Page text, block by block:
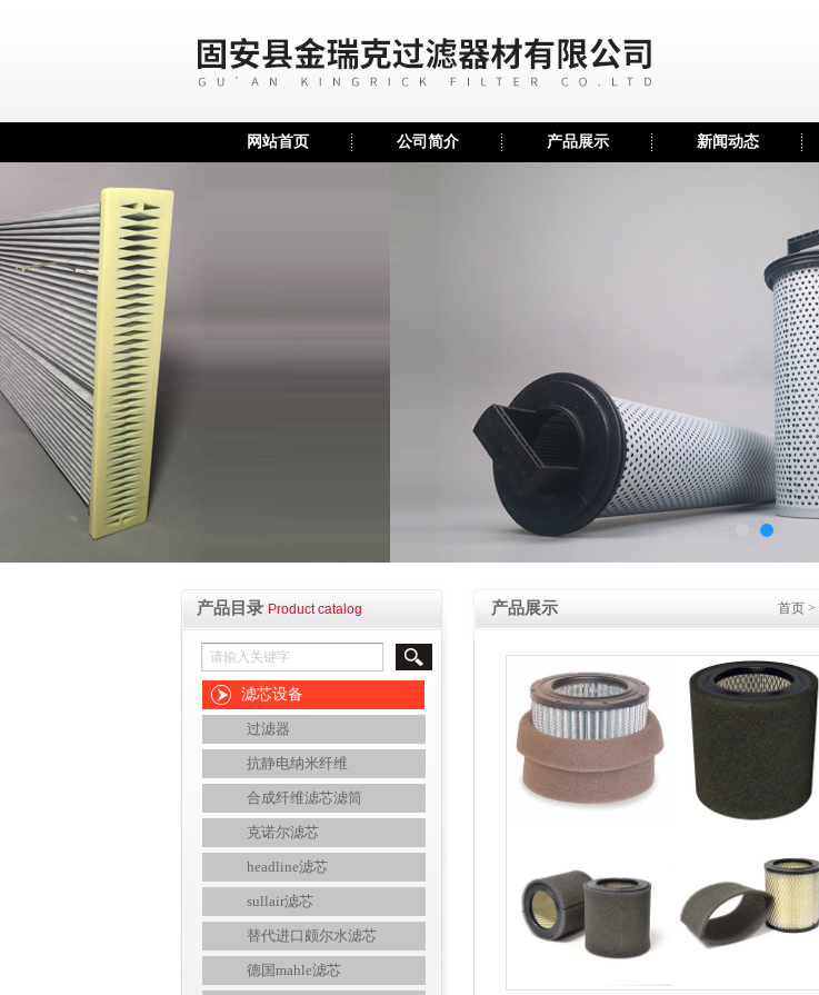
网站首页 公司简介 产品展示 新闻动态
产品目录 Product catalog
滤芯设备
过滤器
抗静电纳米纤维
合成纤维滤芯滤筒
克诺尔滤芯
headline滤芯
sullair滤芯
替代进口颇尔水滤芯
德国mahle滤芯
产品展示 首页 >